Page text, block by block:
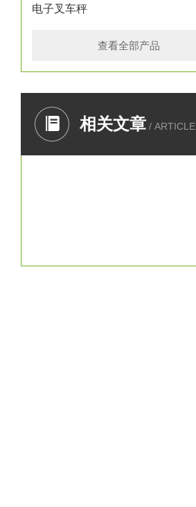
电子叉车秤
查看全部产品
相关文章 / ARTICLE